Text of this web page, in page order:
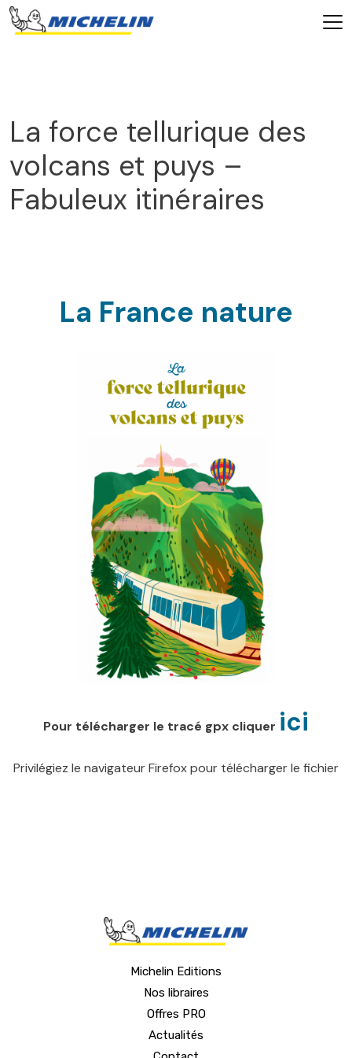
La force tellurique des
volcans et puys –
Fabuleux itinéraires
La France nature
Pour télécharger le tracé gpx cliquer ici
Privilégiez le navigateur Firefox pour télécharger le fichier
Michelin Editions
Nos libraires
Offres PRO
Actualités